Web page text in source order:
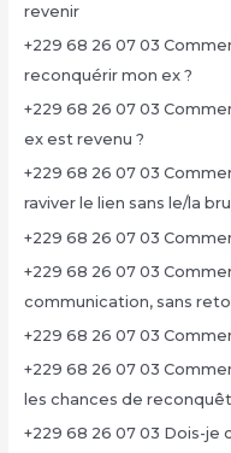
revenir
+229 68 26 07 03
reconquérir mon ex ?
+229 68 26 07 03
ex est revenu ?
+229 68 26 07 03
raviver le lien sans le/la
+229 68 26 07 03
+229 68 26 07 03
communication, sans
+229 68 26 07 03
+229 68 26 07 03
les chances de
+229 68 26 07 03 Dois-je